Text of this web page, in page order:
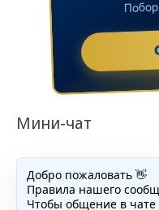
Мини-чат
Добро пожаловать 👋
Правила нашего
Чтобы общение в